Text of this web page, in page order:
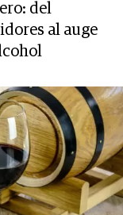
del
al auge